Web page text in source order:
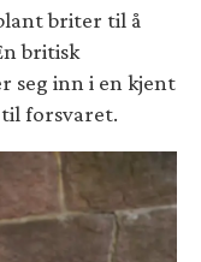
briter til å
britisk
seg inn i en kjent
forsvaret.